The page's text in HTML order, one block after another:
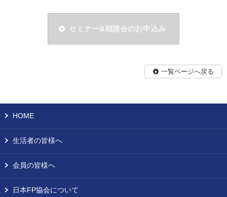
セミナー&相談会のお申込み
一覧ページへ戻る
HOME
生活者の皆様へ
会員の皆様へ
日本FP協会について